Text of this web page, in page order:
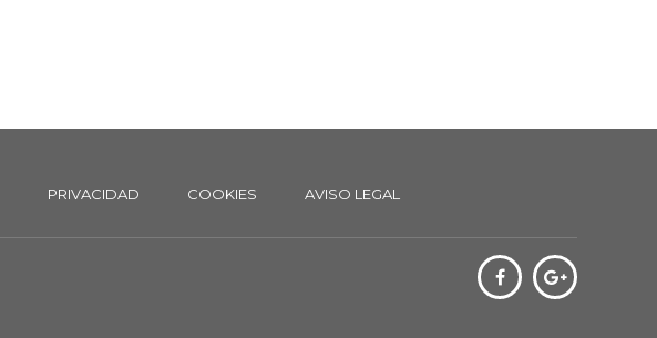
PRIVACIDAD COOKIES AVISO LEGAL